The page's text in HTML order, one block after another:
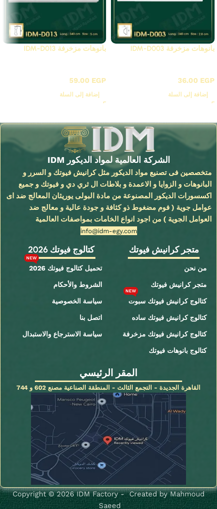
بانوهات مزخرفة IDM-D003
36.00 EGP
إضافة إلى السلة
بانوهات مزخرفة IDM-D013
59.00 EGP
إضافة إلى السلة
الشركة العالمية لمواد الديكور IDM
متخصصين فى تصنيع مواد الديكور مثل كرانيش فيوتك و السرر و
البانوهات و الزوايا و الاعمدة و بلاطات ال ثري دي و فيوتك و جميع
اكسسورات الديكور المصنوعة من مادة البولى يوريثان المعالج ضد اى
عوامل جوية ( فوم مضغوط ذو كثافة و جودة عالية و معالج ضد
العوامل الجوية ) من اجود انواع الخامات بمواصفات العالمية
info@idm-egy.com
متجر كرانيش فيوتك
من نحن
متجر كرانيش فيوتك
كتالوج كرانيش فيوتك سبوت
NEW
كتالوج كرانيش فيوتك ساده
كتالوج كرانيش فيوتك مزخرفة
كتالوج بانوهات فيوتك
كتالوج فيوتك 2026
تحميل كتالوج فيوتك 2026
NEW
الشروط والأحكام
سياسة الخصوصية
اتصل بنا
سياسة الاسترجاع والاستبدال
المقر الرئيسي
القاهرة الجديدة - التجمع الثالث - المنطقة الصناعية مصنع 602 و 744
Copyright © 2026 IDM Factory - Created by Mahmoud
Saeed